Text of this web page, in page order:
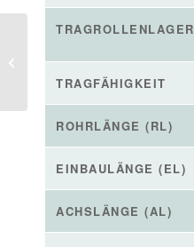
TRAGROLLENLAGER
TRAGFÄHIGKEIT
ROHRLÄNGE (RL)
EINBAULÄNGE (EL)
ACHSLÄNGE (AL)